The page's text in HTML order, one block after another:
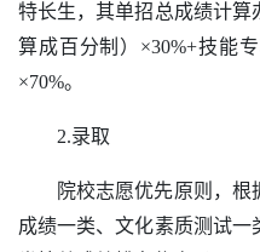
特长生，其单招总成绩计
算成百分制）×30%+技能
×70%。
2.录取
院校志愿优先原则，根
成绩一类、文化素质测试一